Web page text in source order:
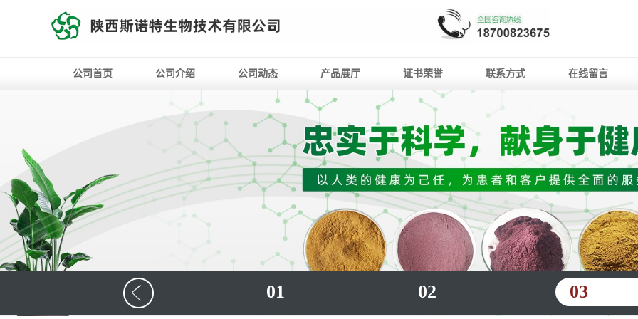
公司首页 公司介绍 公司动态 产品展厅 证书荣誉 联系方式 在线留言
01 02 03